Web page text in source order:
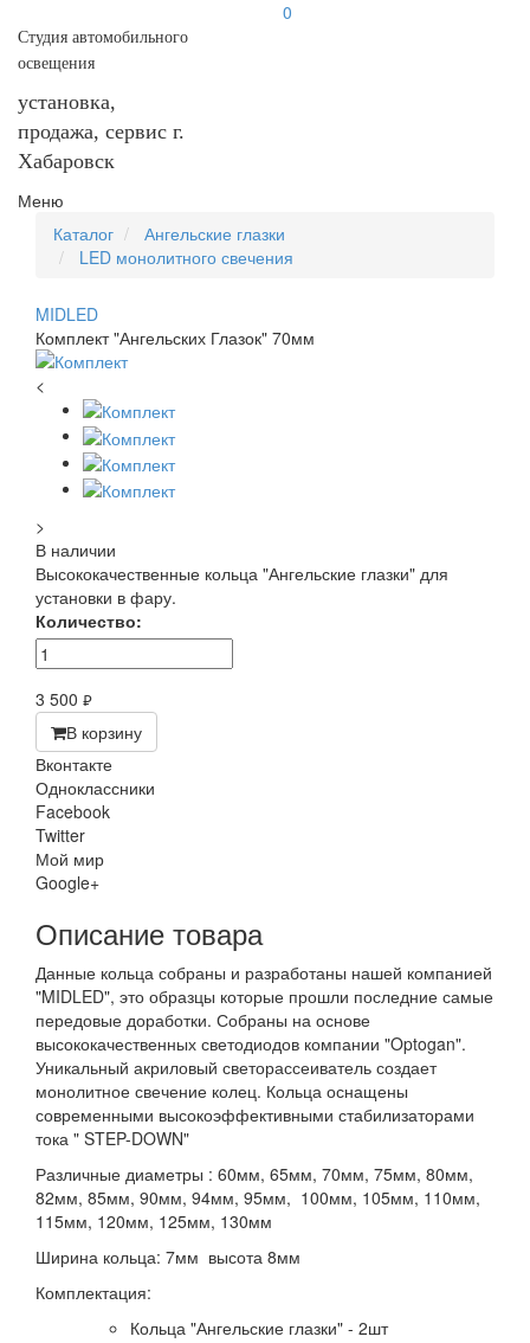
Студия автомобильного
освещения
установка,
продажа, сервис г.
Хабаровск
0
Меню
Каталог
Ангельские глазки
LED монолитного свечения
MIDLED
Комплект "Ангельских Глазок" 70мм
<
>
В наличии
Высококачественные кольца "Ангельские глазки" для
установки в фару.
Количество:
3 500 руб.
В корзину
Вконтакте
Одноклассники
Facebook
Twitter
Мой мир
Google+
Описание товара
Данные кольца собраны и разработаны нашей компанией
"MIDLED", это образцы которые прошли последние самые
передовые доработки. Собраны на основе
высококачественных светодиодов компании "Optogan".
Уникальный акриловый светорассеиватель создает
монолитное свечение колец. Кольца оснащены
современными высокоэффективными стабилизаторами
тока " STEP-DOWN"
Различные диаметры : 60мм, 65мм, 70мм, 75мм, 80мм,
82мм, 85мм, 90мм, 94мм, 95мм, 100мм, 105мм, 110мм,
115мм, 120мм, 125мм, 130мм
Ширина кольца: 7мм высота 8мм
Комплектация:
Кольца "Ангельские глазки" - 2шт